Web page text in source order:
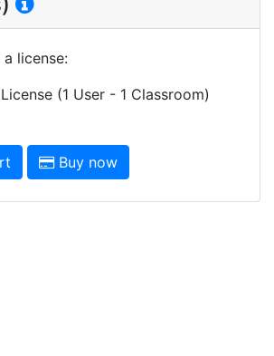
a license:
(1 User - 1 Classroom)
Buy now